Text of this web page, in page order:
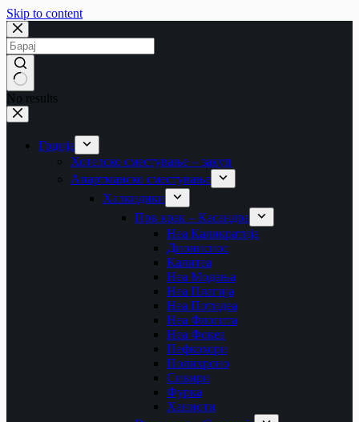
Skip to content
No results
Грција
Хотелско сместување – закуп
Апартманско сместување
Халкидики
Прв крак – Касандра
Неа Каликратија
Дионисиос
Калитеа
Неа Модања
Неа Плагија
Неа Потидеа
Неа Флогита
Неа Фокеа
Пефкохори
Полихроно
Сивири
Фурка
Ханиоти